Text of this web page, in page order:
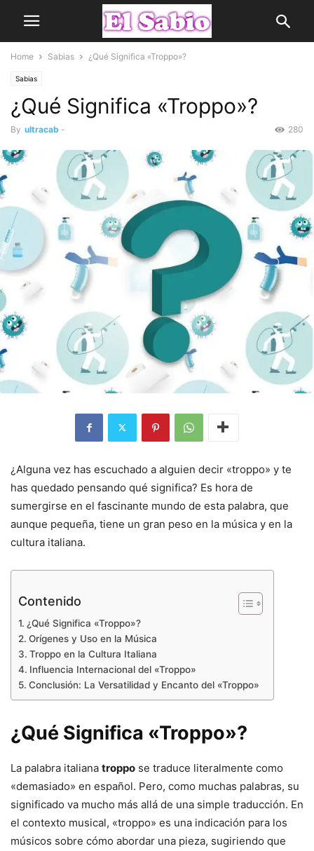
Home Sabias ¿Qué Significa «Troppo»?
Sabias
¿Qué Significa «Troppo»?
By ultracab - 280
¿Alguna vez has escuchado a alguien decir «troppo» y te
has quedado pensando qué significa? Es hora de
sumergirse en el fascinante mundo de esta palabra, que
aunque pequeña, tiene un gran peso en la música y en la
cultura italiana.
Contenido
¿Qué Significa «Troppo»?
Orígenes y Uso en la Música
Troppo en la Cultura Italiana
Influencia Internacional del «Troppo»
Conclusión: La Versatilidad y Encanto del «Troppo»
¿Qué Significa «Troppo»?
La palabra italiana troppo se traduce literalmente como
«demasiado» en español. Pero, como muchas palabras, su
significado va mucho más allá de una simple traducción. En
el contexto musical, «troppo» es una indicación para los
músicos sobre cómo abordar una pieza, sugiriendo que